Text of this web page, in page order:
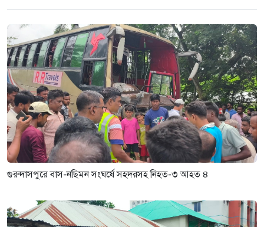
গুরুদাসপুরে বাস-নছিমন সংঘর্ষে সহদরসহ নিহত-৩ আহত ৪